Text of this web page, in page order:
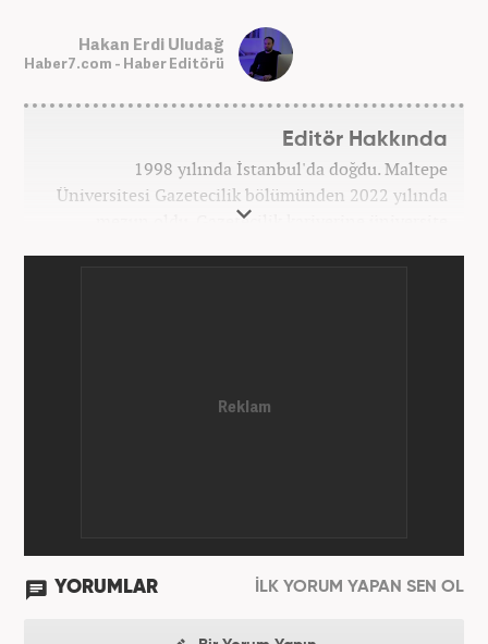
Hakan Erdi Uludağ
Haber7.com - Haber Editörü
Editör Hakkında
1998 yılında İstanbul'da doğdu. Maltepe
Üniversitesi Gazetecilik bölümünden 2022 yılında
mezun oldu. Gazetecilik kariyerine üniversite
YORUMLAR İLK YORUM YAPAN SEN OL